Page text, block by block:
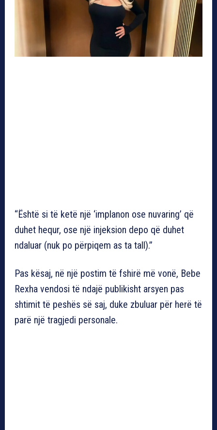
“Është si të ketë një ‘implanon ose nuvaring’ që
duhet hequr, ose një injeksion depo që duhet
ndaluar (nuk po përpiqem as ta tall).”
Pas kësaj, në një postim të fshirë më vonë, Bebe
Rexha vendosi të ndajë publikisht arsyen pas
shtimit të peshës së saj, duke zbuluar për herë të
parë një tragjedi personale.